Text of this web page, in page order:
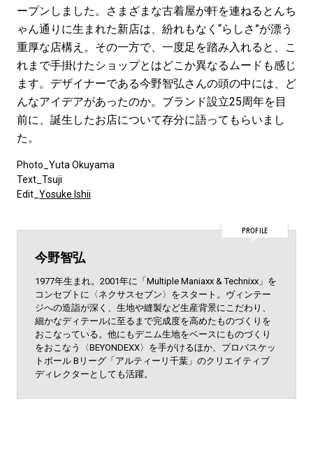
ープンしました。さまざまな古着屋が軒を連ねるとんち
ゃん通りに生まれた新店は、紛れもなく“らしさ”が漂う
重厚な店構え。その一方で、一度足を踏み入れると、こ
れまで手掛けたショップとはどこか異なるムードも感じ
ます。デザイナーである今野智弘さんの頭の中には、ど
んなアイデアがあったのか。ブランド設立25周年を目
前に、誕生したお店について存分に語ってもらいまし
た。
Photo_Yuta Okuyama
Text_Tsuji
Edit_ Yosuke Ishii
PROFILE
今野智弘
1977年生まれ。2001年に「Multiple Maniaxx & Technixx」を
コンセプトに〈ネクサスセブン〉をスタート。ヴィンテー
ジへの造詣が深く、生地や縫製など生産背景にこだわり、
細かなディテールに至るまで完成度を高めたものづくりを
おこなっている。他にもデニム生地をベースにものづくり
をおこなう〈BEYONDEXX〉を手がけるほか、プロバスケッ
トボール Bリーグ「アルティーリ千葉」のクリエイティブ
ディレクターとしても活躍。